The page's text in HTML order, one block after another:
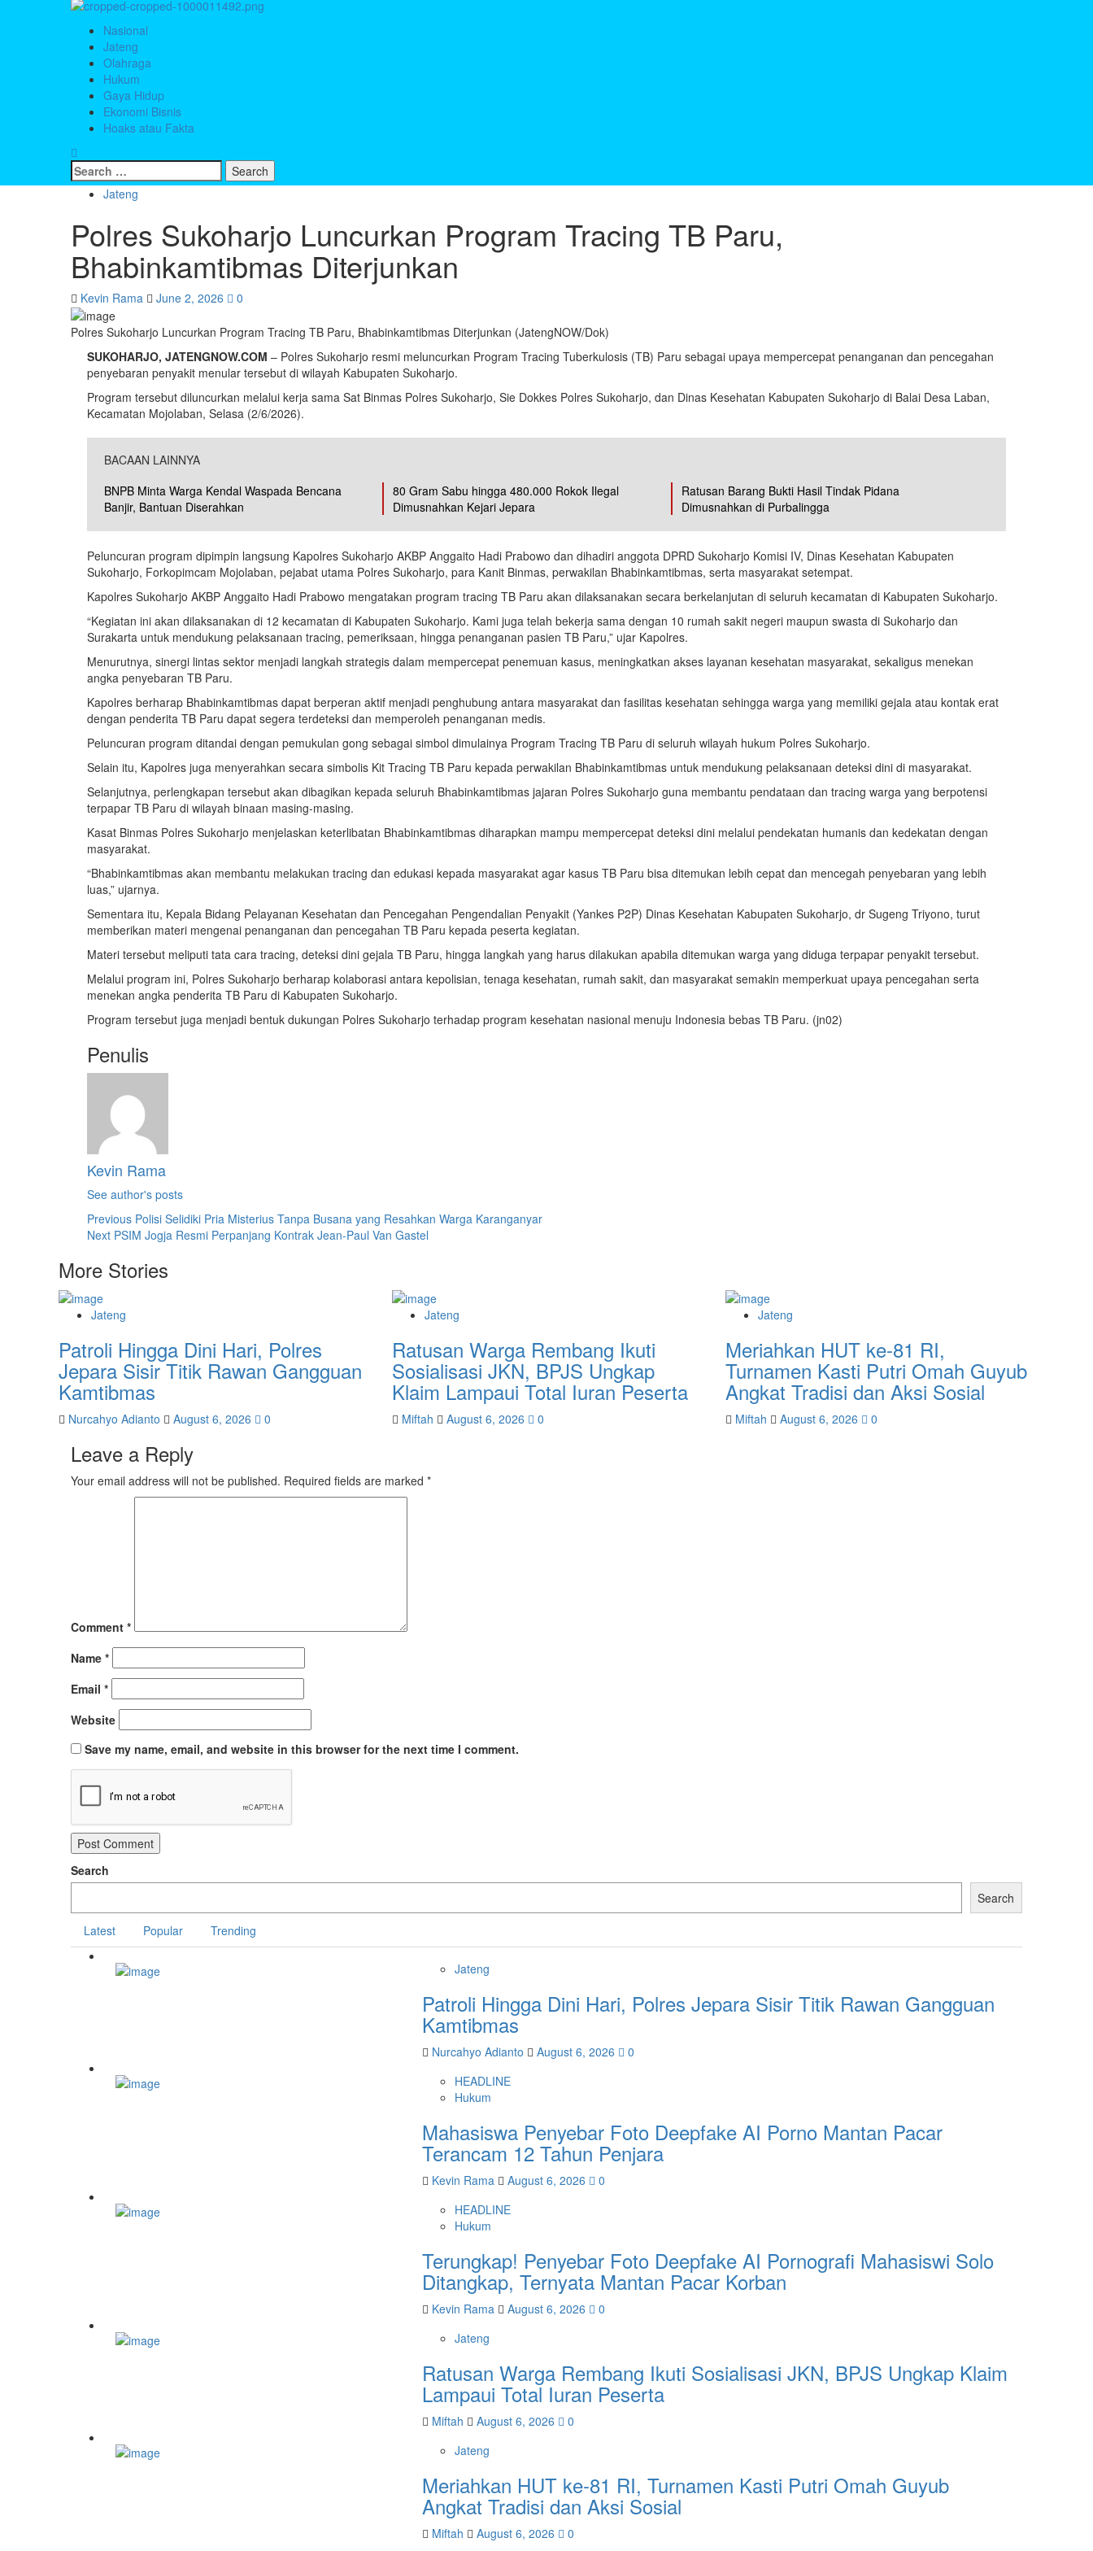
Nasional
Jateng
Olahraga
Hukum
Gaya Hidup
Ekonomi Bisnis
Hoaks atau Fakta
Search
for:
Jateng
Polres Sukoharjo Luncurkan Program Tracing TB Paru,
Bhabinkamtibmas Diterjunkan
Kevin Rama June 2, 2026 0
Polres Sukoharjo Luncurkan Program Tracing TB Paru, Bhabinkamtibmas Diterjunkan (JatengNOW/Dok)
SUKOHARJO, JATENGNOW.COM – Polres Sukoharjo resmi meluncurkan Program Tracing Tuberkulosis (TB) Paru sebagai upaya mempercepat penanganan dan pencegahan
penyebaran penyakit menular tersebut di wilayah Kabupaten Sukoharjo.
Program tersebut diluncurkan melalui kerja sama Sat Binmas Polres Sukoharjo, Sie Dokkes Polres Sukoharjo, dan Dinas Kesehatan Kabupaten Sukoharjo di Balai Desa Laban,
Kecamatan Mojolaban, Selasa (2/6/2026).
BACAAN LAINNYA
BNPB Minta Warga Kendal Waspada Bencana
Banjir, Bantuan Diserahkan
80 Gram Sabu hingga 480.000 Rokok Ilegal
Dimusnahkan Kejari Jepara
Ratusan Barang Bukti Hasil Tindak Pidana
Dimusnahkan di Purbalingga
Peluncuran program dipimpin langsung Kapolres Sukoharjo AKBP Anggaito Hadi Prabowo dan dihadiri anggota DPRD Sukoharjo Komisi IV, Dinas Kesehatan Kabupaten
Sukoharjo, Forkopimcam Mojolaban, pejabat utama Polres Sukoharjo, para Kanit Binmas, perwakilan Bhabinkamtibmas, serta masyarakat setempat.
Kapolres Sukoharjo AKBP Anggaito Hadi Prabowo mengatakan program tracing TB Paru akan dilaksanakan secara berkelanjutan di seluruh kecamatan di Kabupaten Sukoharjo.
“Kegiatan ini akan dilaksanakan di 12 kecamatan di Kabupaten Sukoharjo. Kami juga telah bekerja sama dengan 10 rumah sakit negeri maupun swasta di Sukoharjo dan
Surakarta untuk mendukung pelaksanaan tracing, pemeriksaan, hingga penanganan pasien TB Paru,” ujar Kapolres.
Menurutnya, sinergi lintas sektor menjadi langkah strategis dalam mempercepat penemuan kasus, meningkatkan akses layanan kesehatan masyarakat, sekaligus menekan
angka penyebaran TB Paru.
Kapolres berharap Bhabinkamtibmas dapat berperan aktif menjadi penghubung antara masyarakat dan fasilitas kesehatan sehingga warga yang memiliki gejala atau kontak erat
dengan penderita TB Paru dapat segera terdeteksi dan memperoleh penanganan medis.
Peluncuran program ditandai dengan pemukulan gong sebagai simbol dimulainya Program Tracing TB Paru di seluruh wilayah hukum Polres Sukoharjo.
Selain itu, Kapolres juga menyerahkan secara simbolis Kit Tracing TB Paru kepada perwakilan Bhabinkamtibmas untuk mendukung pelaksanaan deteksi dini di masyarakat.
Selanjutnya, perlengkapan tersebut akan dibagikan kepada seluruh Bhabinkamtibmas jajaran Polres Sukoharjo guna membantu pendataan dan tracing warga yang berpotensi
terpapar TB Paru di wilayah binaan masing-masing.
Kasat Binmas Polres Sukoharjo menjelaskan keterlibatan Bhabinkamtibmas diharapkan mampu mempercepat deteksi dini melalui pendekatan humanis dan kedekatan dengan
masyarakat.
“Bhabinkamtibmas akan membantu melakukan tracing dan edukasi kepada masyarakat agar kasus TB Paru bisa ditemukan lebih cepat dan mencegah penyebaran yang lebih
luas,” ujarnya.
Sementara itu, Kepala Bidang Pelayanan Kesehatan dan Pencegahan Pengendalian Penyakit (Yankes P2P) Dinas Kesehatan Kabupaten Sukoharjo, dr Sugeng Triyono, turut
memberikan materi mengenai penanganan dan pencegahan TB Paru kepada peserta kegiatan.
Materi tersebut meliputi tata cara tracing, deteksi dini gejala TB Paru, hingga langkah yang harus dilakukan apabila ditemukan warga yang diduga terpapar penyakit tersebut.
Melalui program ini, Polres Sukoharjo berharap kolaborasi antara kepolisian, tenaga kesehatan, rumah sakit, dan masyarakat semakin memperkuat upaya pencegahan serta
menekan angka penderita TB Paru di Kabupaten Sukoharjo.
Program tersebut juga menjadi bentuk dukungan Polres Sukoharjo terhadap program kesehatan nasional menuju Indonesia bebas TB Paru. (jn02)
Penulis
Kevin Rama
See author's posts
Post
Navigation
Previous Polisi Selidiki Pria Misterius Tanpa Busana yang Resahkan Warga Karanganyar
Next PSIM Jogja Resmi Perpanjang Kontrak Jean-Paul Van Gastel
More Stories
Jateng
Patroli Hingga Dini Hari, Polres
Jepara Sisir Titik Rawan Gangguan
Kamtibmas
Nurcahyo Adianto August 6, 2026 0
Jateng
Ratusan Warga Rembang Ikuti
Sosialisasi JKN, BPJS Ungkap
Klaim Lampaui Total Iuran Peserta
Miftah August 6, 2026 0
Jateng
Meriahkan HUT ke-81 RI,
Turnamen Kasti Putri Omah Guyub
Angkat Tradisi dan Aksi Sosial
Miftah August 6, 2026 0
Leave a Reply
Your email address will not be published. Required fields are marked *
Comment *
Name *
Email *
Website
Save my name, email, and website in this browser for the next time I comment.
Search
Search
Latest
Popular Trending
Jateng
Patroli Hingga Dini Hari, Polres Jepara Sisir Titik Rawan Gangguan
Kamtibmas
Nurcahyo Adianto August 6, 2026
0
HEADLINE
Hukum
Mahasiswa Penyebar Foto Deepfake AI Porno Mantan Pacar
Terancam 12 Tahun Penjara
Kevin Rama August 6, 2026
0
HEADLINE
Hukum
Terungkap! Penyebar Foto Deepfake AI Pornografi Mahasiswi Solo
Ditangkap, Ternyata Mantan Pacar Korban
Kevin Rama August 6, 2026
0
Jateng
Ratusan Warga Rembang Ikuti Sosialisasi JKN, BPJS Ungkap Klaim
Lampaui Total Iuran Peserta
Miftah August 6, 2026
0
Jateng
Meriahkan HUT ke-81 RI, Turnamen Kasti Putri Omah Guyub
Angkat Tradisi dan Aksi Sosial
Miftah August 6, 2026 0